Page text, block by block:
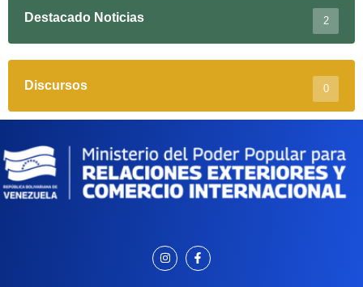
Destacado Noticias 2
Discursos 0